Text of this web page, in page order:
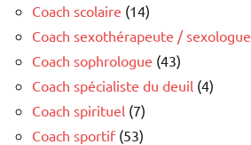
Coach scolaire (14)
Coach sexothérapeute / sexologue
Coach sophrologue (43)
Coach spécialiste du deuil (4)
Coach spirituel (7)
Coach sportif(53)